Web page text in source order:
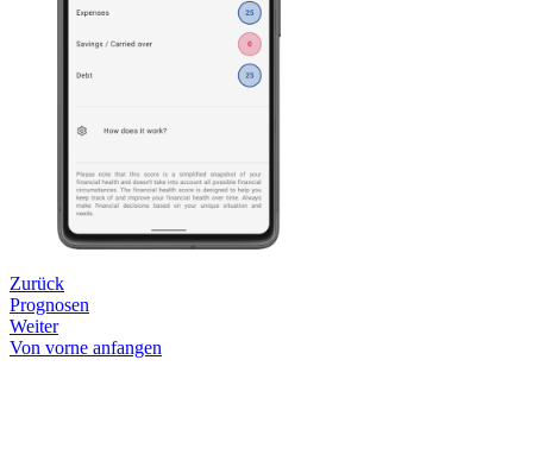
Zurück
Prognosen
Weiter
Von vorne anfangen